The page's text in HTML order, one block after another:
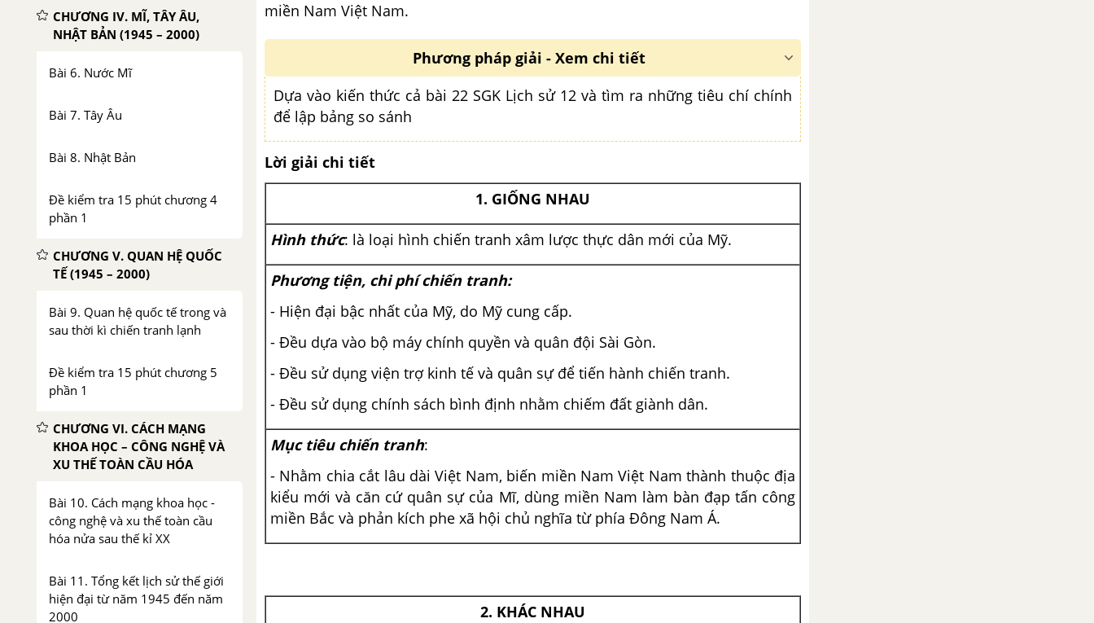
CHƯƠNG IV. MĨ, TÂY ÂU,
NHẬT BẢN (1945 – 2000)
Bài 6. Nước Mĩ
Bài 7. Tây Âu
Bài 8. Nhật Bản
Đề kiểm tra 15 phút chương 4
phần 1
CHƯƠNG V. QUAN HỆ QUỐC
TẾ (1945 – 2000)
Bài 9. Quan hệ quốc tế trong và
sau thời kì chiến tranh lạnh
Đề kiểm tra 15 phút chương 5
phần 1
CHƯƠNG VI. CÁCH MẠNG
KHOA HỌC – CÔNG NGHỆ VÀ
XU THẾ TOÀN CẦU HÓA
Bài 10. Cách mạng khoa học -
công nghệ và xu thế toàn cầu
hóa nửa sau thế kỉ XX
Bài 11. Tổng kết lịch sử thế giới
hiện đại từ năm 1945 đến năm
2000
miền Nam Việt Nam.
Phương pháp giải - Xem chi tiết
Dựa vào kiến thức cả bài 22 SGK Lịch sử 12 và tìm ra những tiêu chí chính
để lập bảng so sánh
Lời giải chi tiết
1. GIỐNG NHAU
Hình thức: là loại hình chiến tranh xâm lược thực dân mới của Mỹ.
Phương tiện, chi phí chiến tranh:
- Hiện đại bậc nhất của Mỹ, do Mỹ cung cấp.
- Đều dựa vào bộ máy chính quyền và quân đội Sài Gòn.
- Đều sử dụng viện trợ kinh tế và quân sự để tiến hành chiến tranh.
- Đều sử dụng chính sách bình định nhằm chiếm đất giành dân.
Mục tiêu chiến tranh:
- Nhằm chia cắt lâu dài Việt Nam, biến miền Nam Việt Nam thành thuộc địa
kiểu mới và căn cứ quân sự của Mĩ, dùng miền Nam làm bàn đạp tấn công
miền Bắc và phản kích phe xã hội chủ nghĩa từ phía Đông Nam Á.
2. KHÁC NHAU